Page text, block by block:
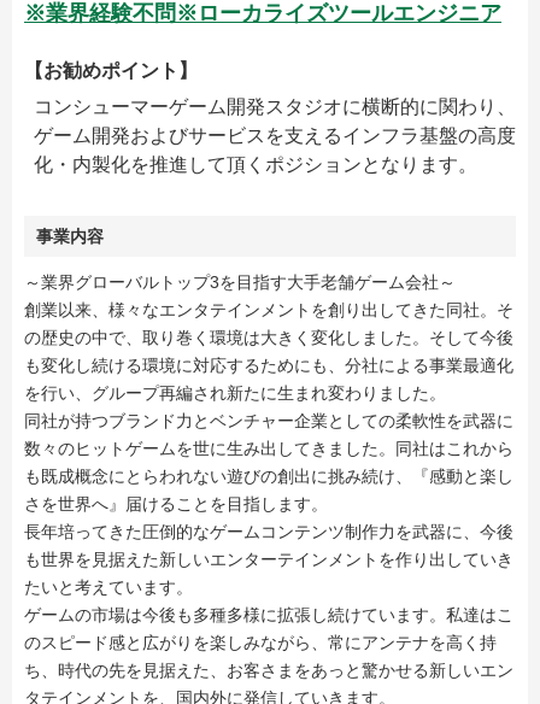
※業界経験不問※ローカライズツールエンジニア
【お勧めポイント】
コンシューマーゲーム開発スタジオに横断的に関わり、
ゲーム開発およびサービスを支えるインフラ基盤の高度
化・内製化を推進して頂くポジションとなります。
事業内容
～業界グローバルトップ3を目指す大手老舗ゲーム会社～
創業以来、様々なエンタテインメントを創り出してきた同社。そ
の歴史の中で、取り巻く環境は大きく変化しました。そして今後
も変化し続ける環境に対応するためにも、分社による事業最適化
を行い、グループ再編され新たに生まれ変わりました。
同社が持つブランド力とベンチャー企業としての柔軟性を武器に
数々のヒットゲームを世に生み出してきました。同社はこれから
も既成概念にとらわれない遊びの創出に挑み続け、『感動と楽し
さを世界へ』届けることを目指します。
長年培ってきた圧倒的なゲームコンテンツ制作力を武器に、今後
も世界を見据えた新しいエンターテインメントを作り出していき
たいと考えています。
ゲームの市場は今後も多種多様に拡張し続けています。私達はこ
のスピード感と広がりを楽しみながら、常にアンテナを高く持
ち、時代の先を見据えた、お客さまをあっと驚かせる新しいエン
タテインメントを、国内外に発信していきます。